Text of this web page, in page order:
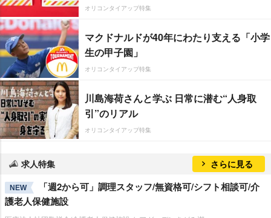
オリコンタイアップ特集
マクドナルドが40年にわたり支える「小学
生の甲子園」
オリコンタイアップ特集
川島海荷さんと学ぶ 日常に潜む“人身取
引”のリアル
オリコンタイアップ特集
求人特集 さらに見る
NEW
「週2から可」調理スタッフ/無資格可/シフト相談可/介
護老人保健施設